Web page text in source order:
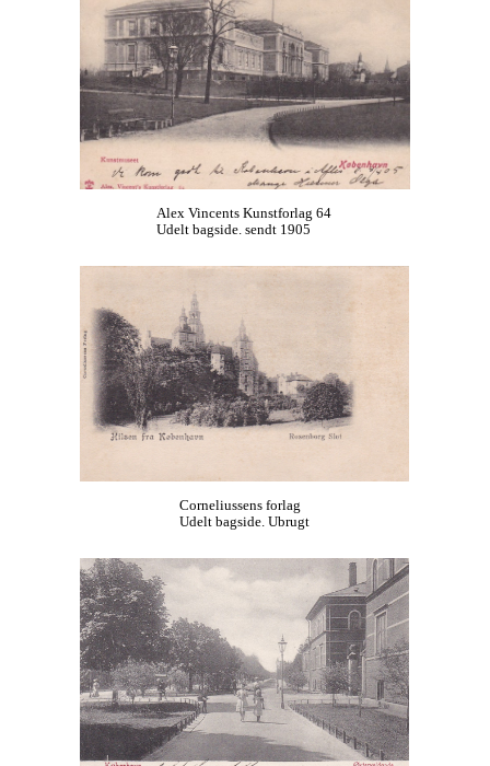
Alex Vincents Kunstforlag 64
Udelt bagside. sendt 1905
Corneliussens forlag
Udelt bagside. Ubrugt